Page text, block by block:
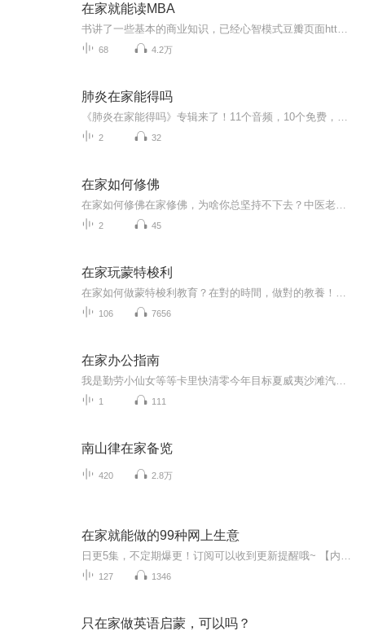
在家就能读MBA
68 4.2万
肺炎在家能得吗
2 32
在家如何修佛
2 45
在家玩蒙特梭利
106 7656
在家办公指南
1 111
南山律在家备览
420 2.8万
在家就能做的99种网上生意
127 1346
只在家做英语启蒙，可以吗？